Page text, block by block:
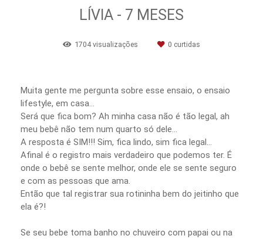
LÍVIA - 7 MESES
1704visualizações 0 curtidas
Muita gente me pergunta sobre esse ensaio, o ensaio
lifestyle, em casa...
Será que fica bom? Ah minha casa não é tão legal, ah
meu bebê não tem num quarto só dele...
A resposta é SIM!!! Sim, fica lindo, sim fica legal...
Afinal é o registro mais verdadeiro que podemos ter. É
onde o bebê se sente melhor, onde ele se sente seguro
e com as pessoas que ama.
Então que tal registrar sua rotininha bem do jeitinho que
ela é?!
Se seu bebe toma banho no chuveiro com papai ou na